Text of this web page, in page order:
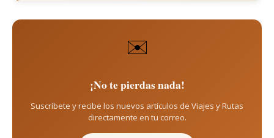
✉️
¡No te pierdas nada!
Suscríbete y recibe los nuevos artículos de Viajes y Rutas
directamente en tu correo.